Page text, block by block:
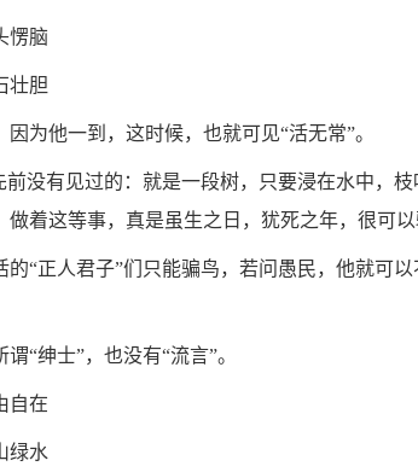
愣脑
壮胆
为他一到，这时候，也就可见“活无常”。
前没有见过的：就是一段树，只要浸在水中，
着这等事，真是虽生之日，犹死之年，很可以
的“正人君子”们只能骗鸟，若问愚民，他就可
“绅士”，也没有“流言”。
自在
绿水